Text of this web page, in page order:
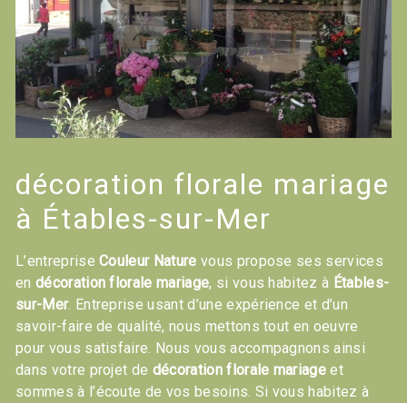
décoration florale mariage
à Étables-sur-Mer
L’entrepriseCouleur Nature vous propose ses services
en décoration florale mariage, si vous habitez à Étables-
sur-Mer. Entreprise usant d’une expérience et d’un
savoir-faire de qualité, nous mettons tout en oeuvre
pour vous satisfaire. Nous vous accompagnons ainsi
dans votre projet de décoration florale mariage et
sommes à l’écoute de vos besoins. Si vous habitez à